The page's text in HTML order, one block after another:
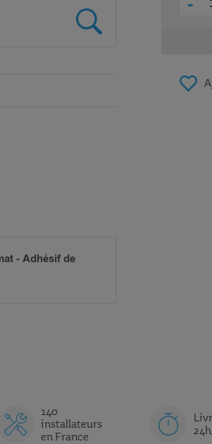
- Adhésif de
140
installateurs
en France